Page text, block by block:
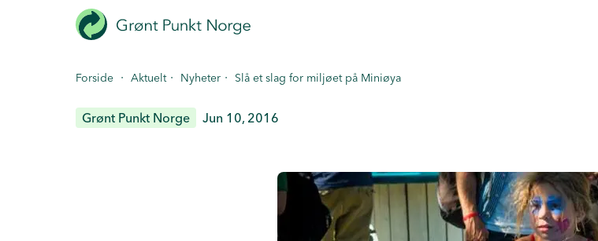
Forside · Aktuelt · Nyheter · Slå et slag for miljøet på Miniøya
Grønt Punkt Norge Jun 10, 2016